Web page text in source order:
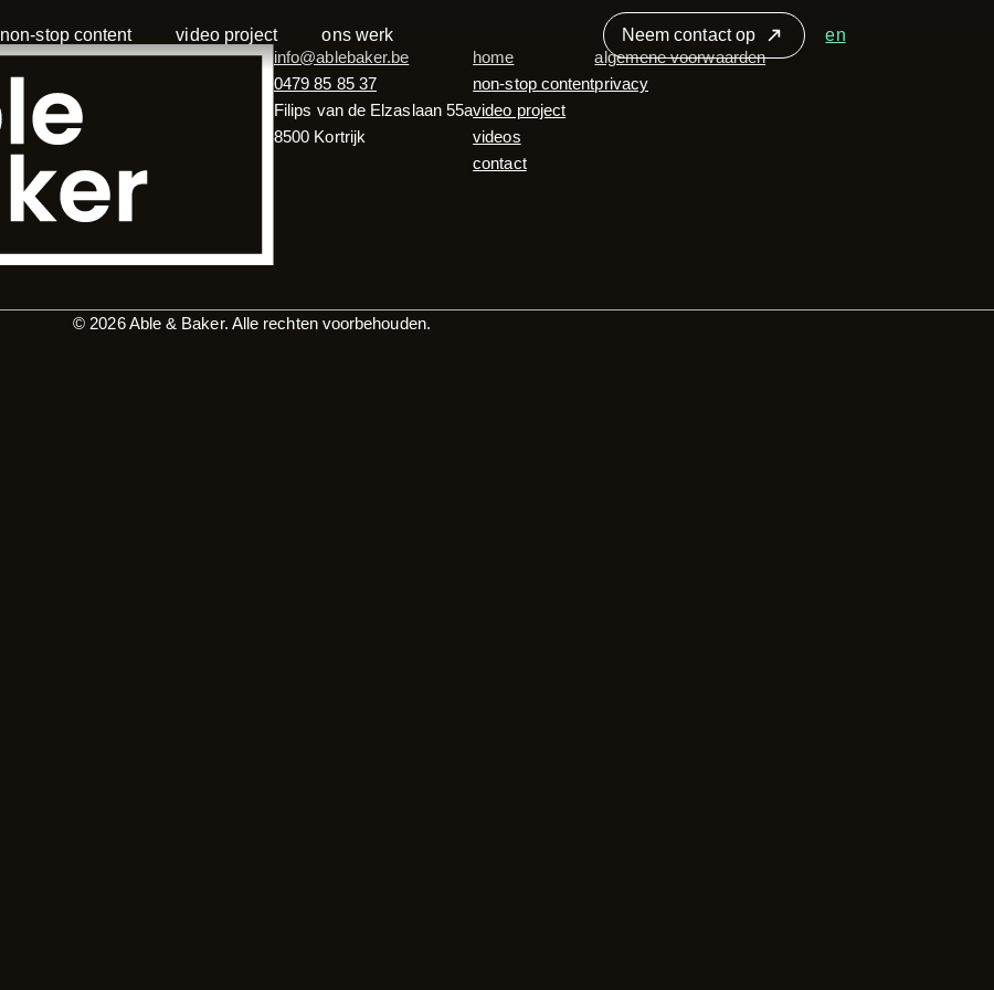
non-stop content video project ons werk Neem contact op
en
info@ablebaker.be
0479 85 85 37
Filips van de Elzaslaan 55a
8500 Kortrijk
home
non-stop content
video project
videos
contact
algemene voorwaarden
privacy
© 2026 Able & Baker. Alle rechten voorbehouden.